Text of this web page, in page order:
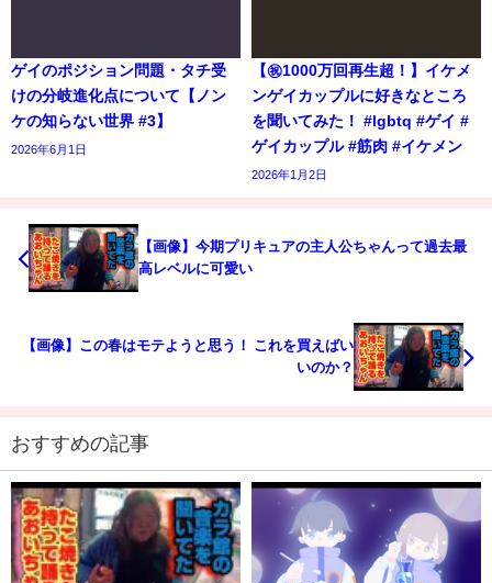
ゲイのポジション問題・タチ受
けの分岐進化点について【ノン
ケの知らない世界 #3】
2026年6月1日
【㊗️1000万回再生超！】イケメ
ンゲイカップルに好きなところ
を聞いてみた！ #lgbtq #ゲイ #
ゲイカップル #筋肉 #イケメン
2026年1月2日
【画像】今期プリキュアの主人公ちゃんって過去最
高レベルに可愛い
【画像】この春はモテようと思う！ これを買えばい
いのか？
おすすめの記事